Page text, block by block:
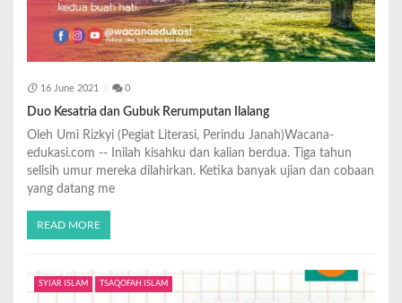
16 June 2021 0
Duo Kesatria dan Gubuk Rerumputan Ilalang
Oleh Umi Rizkyi (Pegiat Literasi, Perindu Janah)Wacana-
edukasi.com -- Inilah kisahku dan kalian berdua. Tiga tahun
selisih umur mereka dilahirkan. Ketika banyak ujian dan cobaan
yang datang me
READ MORE
SYIAR ISLAM TSAQOFAH ISLAM